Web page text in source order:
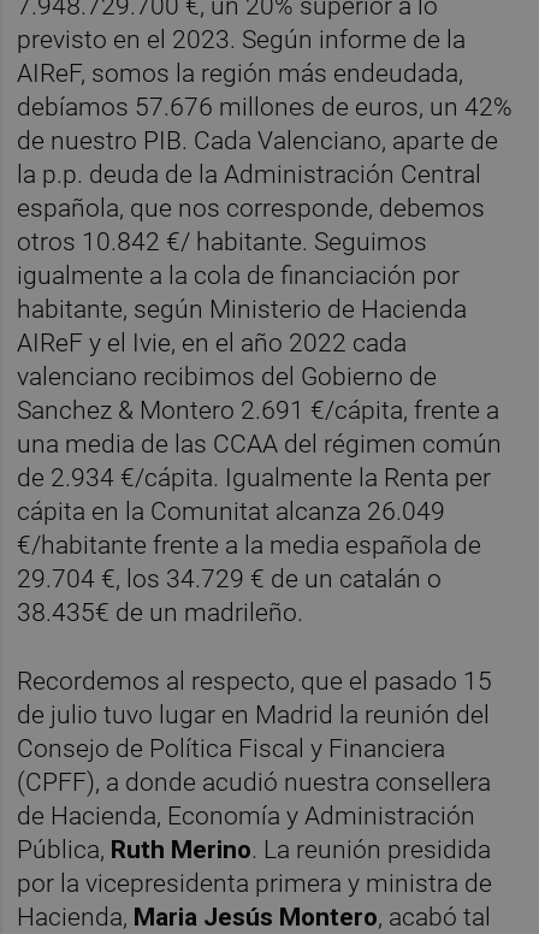
7.948.729.700 €, un 20% superior a lo
previsto en el 2023. Según informe de la
AIReF, somos la región más endeudada,
debíamos 57.676 millones de euros, un 42%
de nuestro PIB. Cada Valenciano, aparte de
la p.p. deuda de la Administración Central
española, que nos corresponde, debemos
otros 10.842 €/ habitante. Seguimos
igualmente a la cola de financiación por
habitante, según Ministerio de Hacienda
AIReF y el Ivie, en el año 2022 cada
valenciano recibimos del Gobierno de
Sanchez & Montero 2.691 €/cápita, frente a
una media de las CCAA del régimen común
de 2.934 €/cápita. Igualmente la Renta per
cápita en la Comunitat alcanza 26.049
€/habitante frente a la media española de
29.704 €, los 34.729 € de un catalán o
38.435€ de un madrileño.
Recordemos al respecto, que el pasado 15
de julio tuvo lugar en Madrid la reunión del
Consejo de Política Fiscal y Financiera
(CPFF), a donde acudió nuestra consellera
de Hacienda, Economía y Administración
Pública, Ruth Merino. La reunión presidida
por la vicepresidenta primera y ministra de
Hacienda, Maria Jesús Montero, acabó tal